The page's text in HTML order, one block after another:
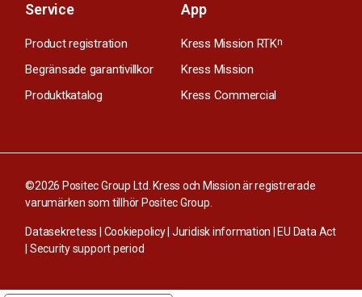
Service
Product registration
Begränsade garantivillkor
Produktkatalog
App
Kress Mission RTKn
Kress Mission
Kress Commercial
©2026 Positec Group Ltd. Kress och Mission är registrerade
varumärken som tillhör Positec Group.
Datasekretess Cookiepolicy| Juridisk information
EU Data Act
Security support period